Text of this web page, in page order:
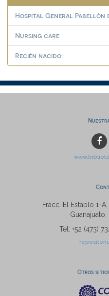
Hospital General Pabellón
Nursing care
Recién nacido
Fracc. El Establo 1-
Tel: +52 (473)
Otros